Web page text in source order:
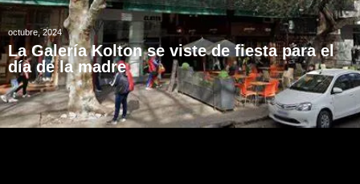
octubre, 2024
La Galería Kolton se viste de fiesta para el
día de la madre